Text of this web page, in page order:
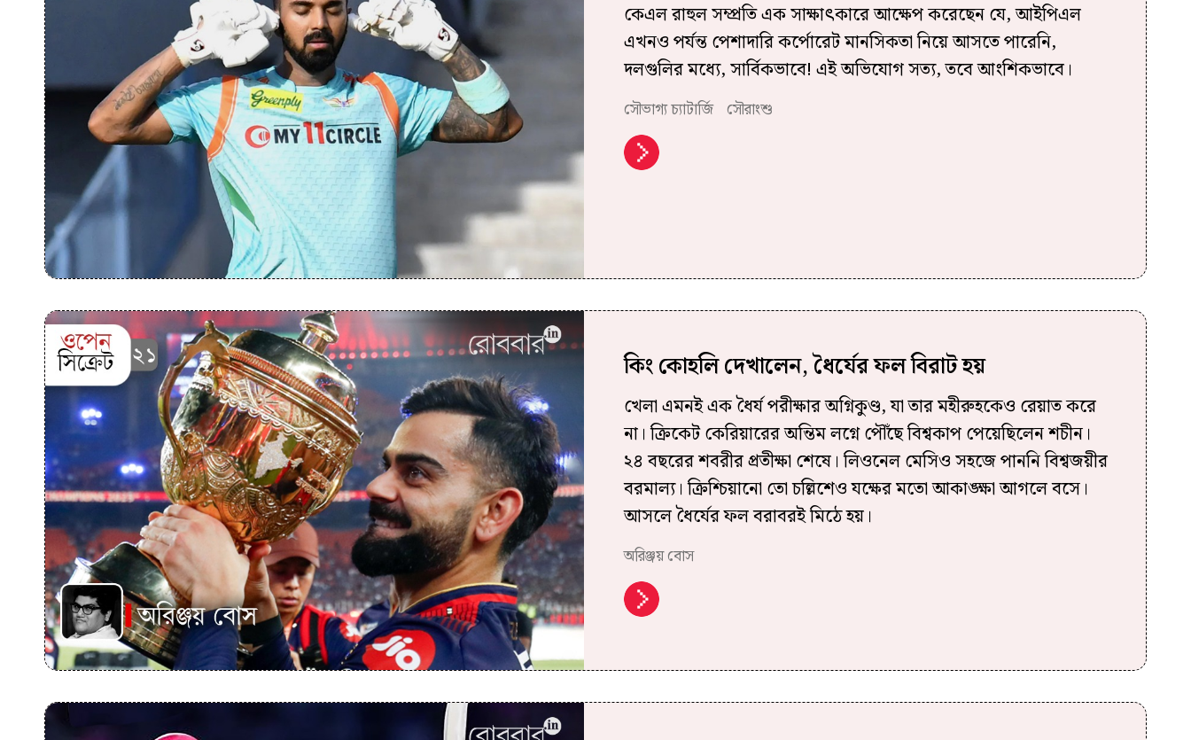
কেএল রাহুল সম্প্রতি এক সাক্ষাৎকারে আক্ষেপ করেছেন যে, আইপিএল
এখনও পর্যন্ত পেশাদারি কর্পোরেট মানসিকতা নিয়ে আসতে পারেনি,
দলগুলির মধ্যে, সার্বিকভাবে! এই অভিযোগ সত্য, তবে আংশিকভাবে।
সৌভাগ্য চ্যাটার্জি সৌরাংশু
কিং কোহলি দেখালেন, ধৈর্যের ফল বিরাট হয়
খেলা‌ এমনই এক ধৈর্য পরীক্ষার অগ্নিকুণ্ড, যা তার মহীরুহকেও রেয়াত করে
না। ক্রিকেট কেরিয়ারের অন্তিম লগ্নে পৌঁছে বিশ্বকাপ পেয়েছিলেন শচীন।
২৪ বছরের শবরীর প্রতীক্ষা শেষে। লিওনেল মেসিও সহজে পাননি বিশ্বজয়ীর
বরমাল্য। ক্রিশ্চিয়ানো তো চল্লিশেও যক্ষের মতো আকাঙ্ক্ষা আগলে বসে।
আসলে ধৈর্যের ফল বরাবরই মিঠে হয়‌।
অরিঞ্জয় বোস